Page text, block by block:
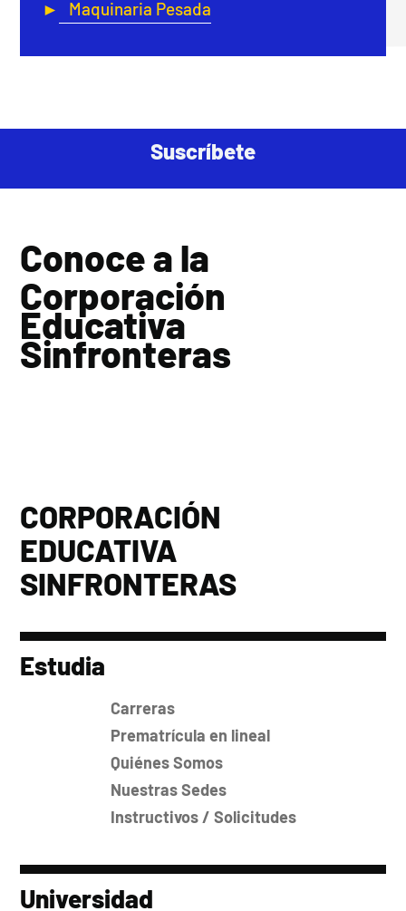
Maquinaria Pesada
Suscríbete
Conoce a la
Corporación
Educativa
Sinfronteras
CORPORACIÓN
EDUCATIVA
SINFRONTERAS
Estudia
Carreras
Prematrícula en lineal
Quiénes Somos
Nuestras Sedes
Instructivos / Solicitudes
Universidad